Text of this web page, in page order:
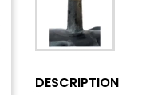
DESCRIPTION